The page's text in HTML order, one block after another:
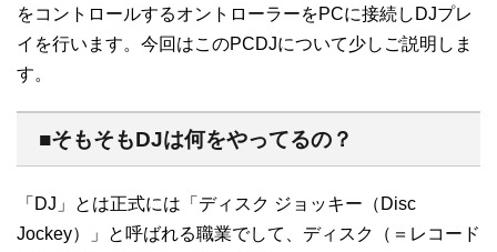
をコントロールするオントローラーをPCに接続しDJプレ
イを行います。今回はこのPCDJについて少しご説明しま
す。
■そもそもDJは何をやってるの？
「DJ」とは正式には「ディスク ジョッキー（Disc
Jockey）」と呼ばれる職業でして、ディスク（＝レコード